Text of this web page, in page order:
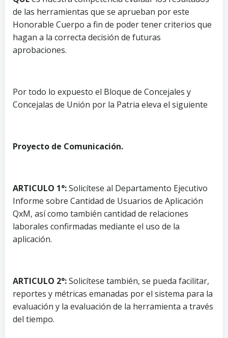
de las herramientas que se aprueban por este
Honorable Cuerpo a fin de poder tener criterios que
hagan a la correcta decisión de futuras
aprobaciones.
Por todo lo expuesto el Bloque de Concejales y
Concejalas de Unión por la Patria eleva el siguiente
Proyecto de Comunicación.
ARTICULO 1°:Solicítese al Departamento Ejecutivo
Informe sobre Cantidad de Usuarios de Aplicación
QxM, así como también cantidad de relaciones
laborales confirmadas mediante el uso de la
aplicación.
ARTICULO 2°:Solicítese también, se pueda facilitar,
reportes y métricas emanadas por el sistema para la
evaluación y la evaluación de la herramienta a través
del tiempo.